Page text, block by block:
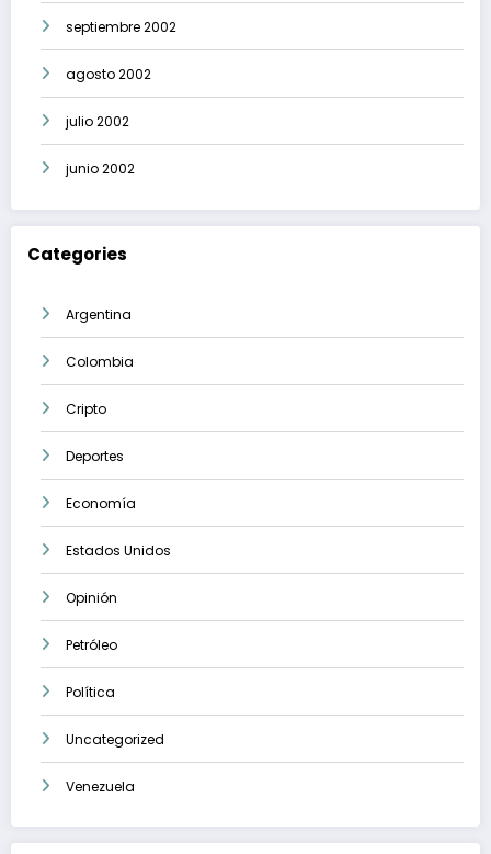
septiembre 2002
agosto 2002
julio 2002
junio 2002
Categories
Argentina
Colombia
Cripto
Deportes
Economía
Estados Unidos
Opinión
Petróleo
Política
Uncategorized
Venezuela